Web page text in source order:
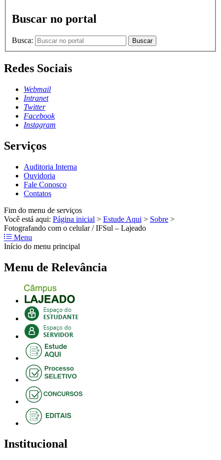
Buscar no portal
Busca: Buscar
Redes Sociais
Webmail
Intranet
Twitter
Facebook
Instagram
Serviços
Auditoria Interna
Ouvidoria
Fale Conosco
Contatos
Fim do menu de serviços
Você está aqui: Página inicial > Estude Aqui > Sobre >
Fotografando com o celular / IFSul – Lajeado
Menu
Início do menu principal
Menu de Relevância
Institucional